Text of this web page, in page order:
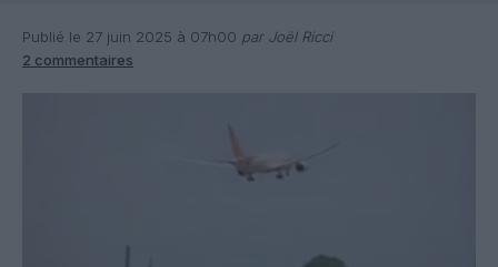
Publié le 27 juin 2025 à 07h00 par Joël Ricci
2 commentaires